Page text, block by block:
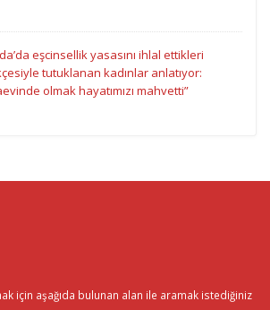
eşcinsellik yasasını ihlal ettikleri
tutuklanan kadınlar anlatıyor:
olmak hayatımızı mahvetti”
için aşağıda bulunan alan ile aramak istediğiniz